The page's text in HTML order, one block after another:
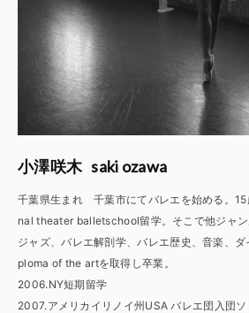
小澤咲木 saki ozawa
千葉県生まれ 千葉市にてバレエを始める。
nal theater balletschool留学。そこで他ジャ
ジャズ、バレエ解剖学、バレエ歴史、音楽、
ploma of the artを取得し卒業。
2006.NY短期留学
2007.アメリカイリノイ州USA バレエ団入団